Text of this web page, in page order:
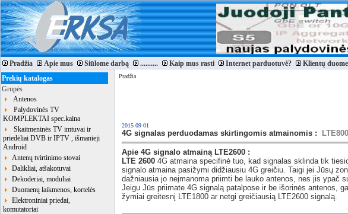
Pradžia Apie mus Siūlome darbą .......... Kaip mus rasti Internet parduotuvė?
Klientų
Prekių katalogas
Grupės
Antenos
Palydovinės TV
KOMPLEKTAI spec.kaina
Skaitmeninės TV imtuvai ir
priedėliai DVB ir IPTV , išmanieji
Android
Antenų tvirtinimo stovai
Dalikliai, atšakotuvai
Dekoderiai, moduliai
Duomenų laikmenos, kortelės
Elektroniniai priedai,
komutatoriai
Pradžia
2015 09 01
4G signalas perduodamas skirtingomis atmainomis : LTE800
Apie 4G signalo atmainą LTE2600 :
LTE 2600 4G atmaina specifinė tuo, kad signalas sklinda tik
signalo atmaina pasižymi didžiausiu 4G greičiu. Taigi jei Jūsų
dažniausia jo neįmanoma priimti be lauko antenos, nes jis ypač
Jeigu Jūs priimate 4G signalą patalpose ir be išorinės antenos,
žymiai greitesnį LTE1800 ar netgi greičiausią LTE2600 signalą.